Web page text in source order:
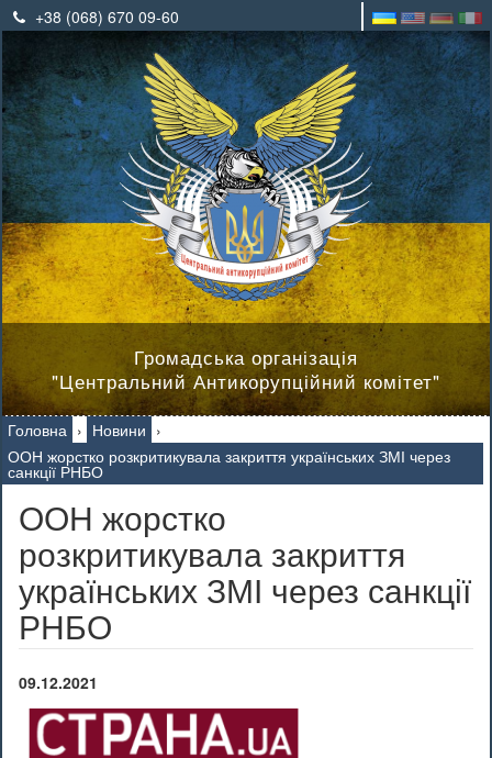
+38 (068) 670 09-60
Громадська організація
"Центральний Антикорупційний комітет"
Головна › Новини ›
ООН жорстко розкритикувала закриття українських ЗМІ через
санкції РНБО
ООН жорстко
розкритикувала закриття
українських ЗМІ через санкції
РНБО
09.12.2021